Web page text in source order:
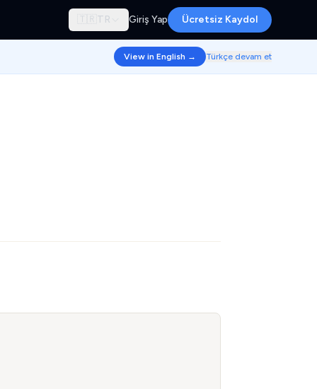
🇹🇷 TR Giriş Yap Ücretsiz Kaydol
View in English → Türkçe devam et